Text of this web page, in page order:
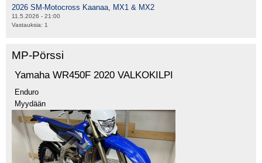
2026 SM-Motocross Kaanaa, MX1 & MX2
11.5.2026 - 21:00
Vastauksia: 1
MP-Pörssi
Yamaha WR450F 2020 VALKOKILPI
Enduro
Myydään